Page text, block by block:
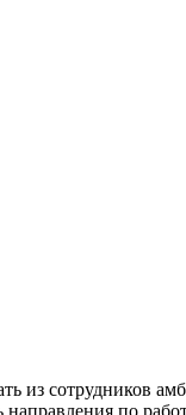
сотрудников
по